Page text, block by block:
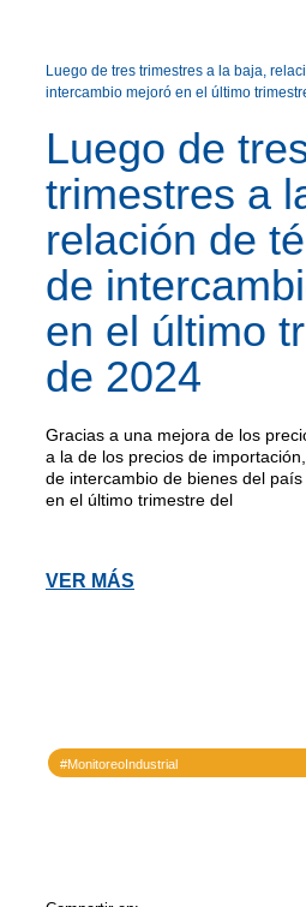
Luego de tres trimestres a la baja,
intercambio mejoró en el último
Luego de
trimestres a
relación de
de
en el último
de 2024
Gracias a una mejora de los
a la de los precios de
de intercambio de bienes del
en el último trimestre del
VER MÁS
#MonitoreoIndustrial